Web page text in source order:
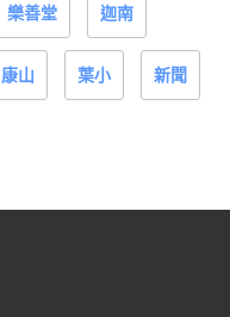
樂善堂 迦南
康山 葉小 新聞